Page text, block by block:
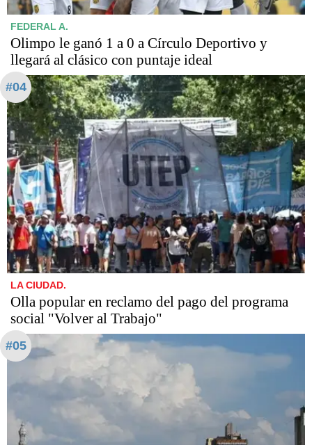
FEDERAL A.
Olimpo le ganó 1 a 0 a Círculo Deportivo y
llegará al clásico con puntaje ideal
#04
LA CIUDAD.
Olla popular en reclamo del pago del programa
social "Volver al Trabajo"
#05